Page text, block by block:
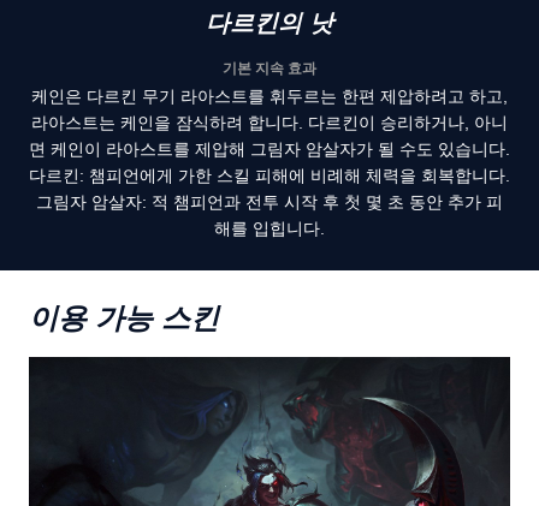
다르킨의 낫
기본 지속 효과
케인은 다르킨 무기 라아스트를 휘두르는 한편 제압하려고 하고,
라아스트는 케인을 잠식하려 합니다. 다르킨이 승리하거나, 아니
면 케인이 라아스트를 제압해 그림자 암살자가 될 수도 있습니다.
다르킨: 챔피언에게 가한 스킬 피해에 비례해 체력을 회복합니다.
그림자 암살자: 적 챔피언과 전투 시작 후 첫 몇 초 동안 추가 피
해를 입힙니다.
이용 가능 스킨